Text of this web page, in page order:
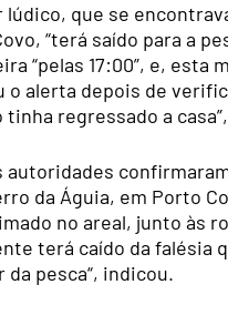
lúdico, que se
“terá saído para a
“pelas 17:00”, e, esta
o alerta depois de
tinha regressado a
autoridades
da Águia, em Porto
no areal, junto às
terá caído da falésia
da pesca“, indicou.